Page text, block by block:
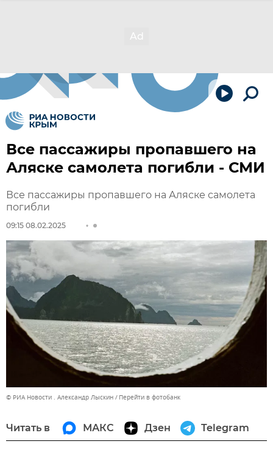
Все пассажиры пропавшего на
Аляске самолета погибли - СМИ
Все пассажиры пропавшего на Аляске самолета
погибли
09:15 08.02.2025
© РИА Новости . Александр Лыскин Перейти в фотобанк
Читать в МАКС Дзен Telegram